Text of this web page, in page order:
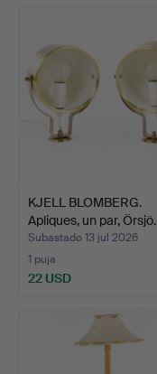
KJELL BLOMBERG.
Apliques, un par, Örsjö.
Subastado 13 jul 2026
1 puja
22 USD